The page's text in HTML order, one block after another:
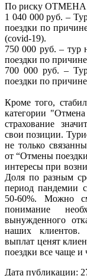
По риску ОТМЕНА
1 040 000 руб. –
поездки по
(covid-19).
750 000 руб. – тур
поездки по
700 000 руб. –
поездки по
Кроме того,
категории
страхование
свои позиции.
не только
от “Отмены
интересы при
Доля по разным
период пандемии
50-60%. Можно
понимание
вынужденного
наших
выплат ценят
поездки все чаще и
Дата публикации: